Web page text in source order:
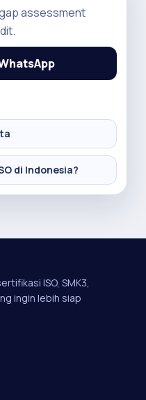
assessment
di Indonesia?
ISO, SMK3,
ingin lebih siap